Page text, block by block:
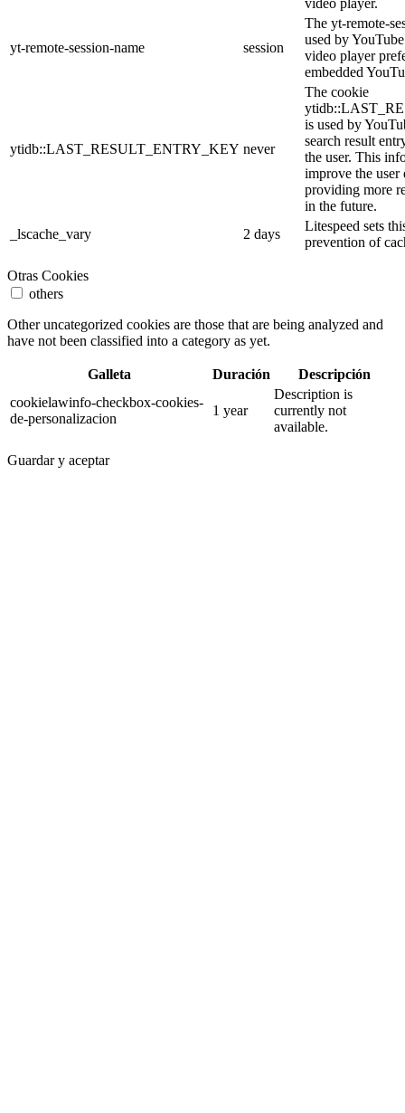
yt-remote-session-name session
The yt-remote-
used by
video player
embedded
ytidb::LAST_RESULT_ENTRY_KEY never
The cookie
is used by
search result
the user. This
improve the user
providing more
in the future.
_lscache_vary
2 days
Litespeed sets
prevention of
Otras Cookies
others
Other uncategorized cookies are those that are being analyzed and
have not been classified into a category as yet.
Galleta Duración
Descripción
cookielawinfo-checkbox-cookies-
de-personalizacion
1 year
Description is
currently not
available.
Guardar y aceptar